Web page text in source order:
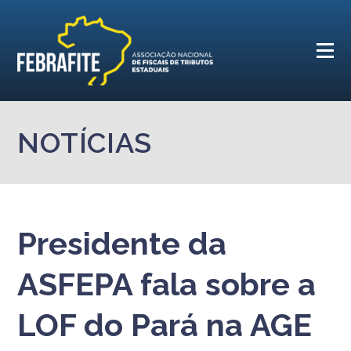
NOTÍCIAS
Presidente da
ASFEPA fala sobre a
LOF do Pará na AGE